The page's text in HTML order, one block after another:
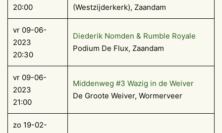
20:00
(Westzijderkerk), Zaandam
vr 09-06-
2023
20:30
Diederik Nomden & Rumble Royale
Podium De Flux, Zaandam
vr 09-06-
2023
21:00
Middenweg #3 Wazig in de Weiver
De Groote Weiver, Wormerveer
zo 19-02-